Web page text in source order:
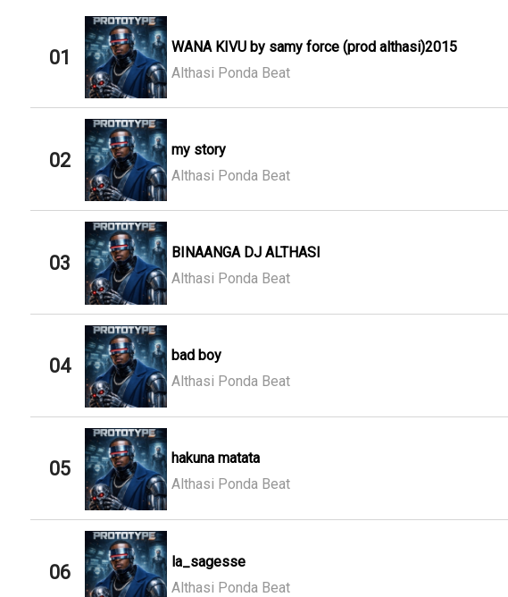
01
WANA KIVU by samy force (prod althasi)2015
Althasi Ponda Beat
02
my story
Althasi Ponda Beat
03
BINAANGA DJ ALTHASI
Althasi Ponda Beat
04
bad boy
Althasi Ponda Beat
05
hakuna matata
Althasi Ponda Beat
06
la_sagesse
Althasi Ponda Beat